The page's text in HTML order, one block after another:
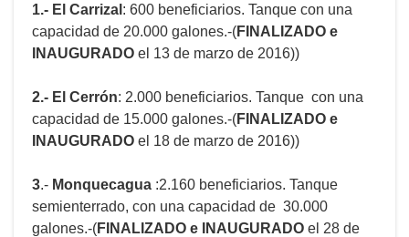
1.- El Carrizal : 600 beneficiarios. Tanque con una
capacidad de 20.000 galones.-(FINALIZADO e
INAUGURADO el 13 de marzo de 2016))
2.- El Cerrón: 2.000 beneficiarios. Tanque con una
capacidad de 15.000 galones.-(FINALIZADO e
INAUGURADO el 18 de marzo de 2016))
3.- Monquecagua :2.160 beneficiarios. Tanque
semienterrado, con una capacidad de 30.000
galones.-(FINALIZADO e INAUGURADO el 28 de